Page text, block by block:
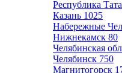
Республика
Казань 1025
Набережные
Нижнекамск 80
Челябинская
Челябинск 750
Магнитогорск